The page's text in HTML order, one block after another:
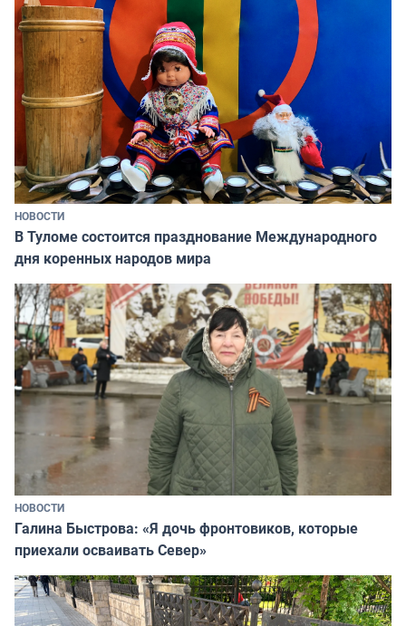
НОВОСТИ
В Туломе состоится празднование Международного
дня коренных народов мира
НОВОСТИ
Галина Быстрова: «Я дочь фронтовиков, которые
приехали осваивать Север»